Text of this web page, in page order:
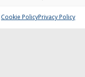
Cookie PolicyPrivacy Policy
CHIAMA SCRIVI